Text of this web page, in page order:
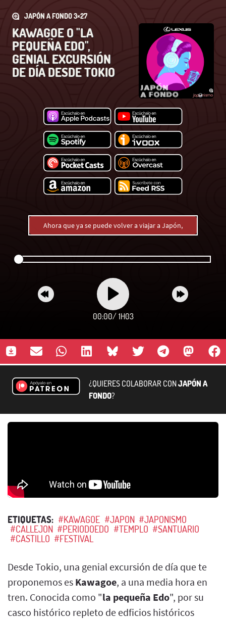
JAPÓN A FONDO 3×27
KAWAGOE O "LA
PEQUEÑA EDO",
GENIAL EXCURSIÓN
DE DÍA DESDE TOKIO
Ahora que ya se puede volver a viajar a Japón,
00:00/ 1H03
¿QUIERES COLABORAR CONJAPÓN A
FONDO?
ETIQUETAS: #KAWAGOE #JAPON #JAPONISMO
#CALLEJON #PERIODOEDO #TEMPLO #SANTUARIO
#CASTILLO #FESTIVAL
Desde Tokio, una genial excursión de día que te
proponemos es Kawagoe, a una media hora en
tren. Conocida como "la pequeña Edo", por su
casco histórico repleto de edficios históricos